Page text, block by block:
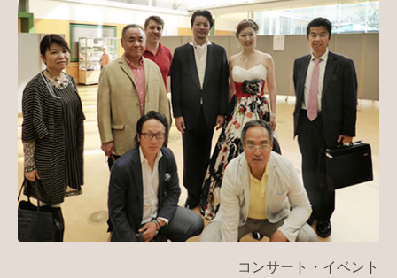
コンサート・イベント